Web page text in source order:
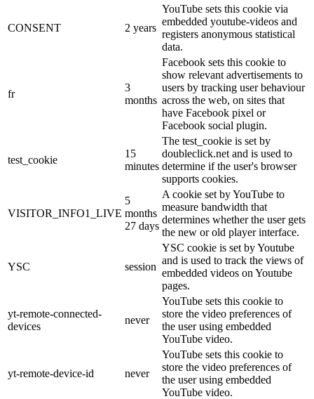
CONSENT 2 years
YouTube sets this cookie via
embedded youtube-videos and
registers anonymous statistical
data.
fr
3
months
Facebook sets this cookie to
show relevant advertisements to
users by tracking user behaviour
across the web, on sites that
have Facebook pixel or
Facebook social plugin.
test_cookie
15
minutes
The test_cookie is set by
doubleclick.net and is used to
determine if the user's browser
supports cookies.
VISITOR_INFO1_LIVE
5
months
27 days
A cookie set by YouTube to
measure bandwidth that
determines whether the user gets
the new or old player interface.
YSC session
YSC cookie is set by Youtube
and is used to track the views of
embedded videos on Youtube
pages.
yt-remote-connected-
devices
never
YouTube sets this cookie to
store the video preferences of
the user using embedded
YouTube video.
yt-remote-device-id never
YouTube sets this cookie to
store the video preferences of
the user using embedded
YouTube video.